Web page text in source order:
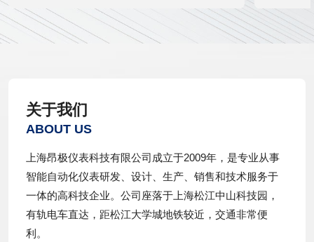
关于我们
ABOUT US
上海昂极仪表科技有限公司成立于2009年，是专业从事
智能自动化仪表研发、设计、生产、销售和技术服务于
一体的高科技企业。公司座落于上海松江中山科技园，
有轨电车直达，距松江大学城地铁较近，交通非常便
利。